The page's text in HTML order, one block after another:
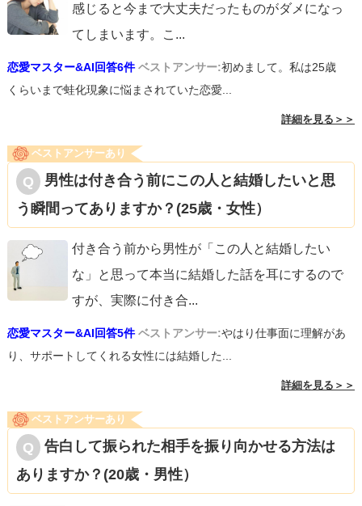
感じると今まで大丈夫だったものがダメになっ
てしまいます。こ ...
恋愛マスター&AI回答6件 ベストアンサー:初めまして。私は25歳
くらいまで蛙化現象に悩まされていた恋愛...
詳細を見る＞＞
ベストアンサーあり
男性は付き合う前にこの人と結婚したいと思
う瞬間ってありますか？(25歳・女性）
付き合う前から男性が「この人と結婚したい
な」と思って本当に結婚した話を耳にするので
すが、実際に付き合...
恋愛マスター&AI回答5件 ベストアンサー:やはり仕事面に理解があ
り、サポートしてくれる女性には結婚した...
詳細を見る＞＞
ベストアンサーあり
告白して振られた相手を振り向かせる方法は
ありますか？(20歳・男性）